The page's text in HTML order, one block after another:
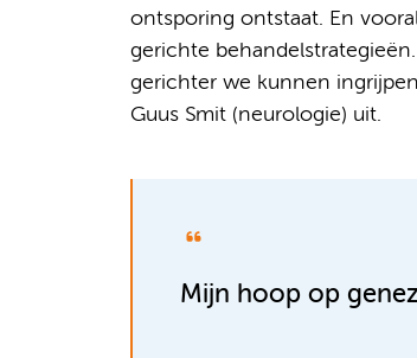
ontsporing ontstaat. En
gerichte
gerichter we kunnen
Guus Smit (neurologie) uit.
Mijn hoop op